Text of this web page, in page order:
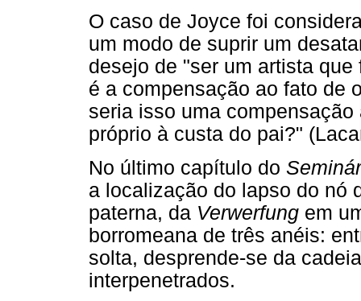
O caso de Joyce foi
um modo de suprir um
desejo de "ser um artista
é a compensação ao fato de
seria isso uma
próprio à custa do pai?"
No último capítulo do
a localização do lapso do nó
paterna, da Verwerfung em
borromeana de três anéis:
solta, desprende-se da
interpenetrados.